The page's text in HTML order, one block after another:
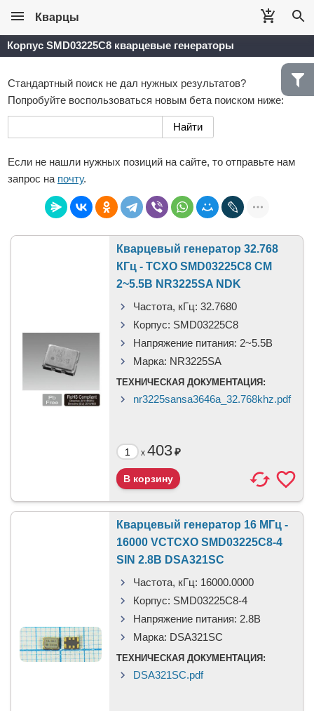
Кварцы
Корпус SMD03225C8 кварцевые генераторы
Стандартный поиск не дал нужных результатов?
Попробуйте воспользоваться новым бета поиском ниже:
Если не нашли нужных позиций на сайте, то отправьте нам
запрос на почту.
Кварцевый генератор 32.768
КГц - TCXO SMD03225C8 CM
2~5.5В NR3225SA NDK
Частота, кГц: 32.7680
Корпус: SMD03225C8
Напряжение питания: 2~5.5В
Марка: NR3225SA
ТЕХНИЧЕСКАЯ ДОКУМЕНТАЦИЯ:
nr3225sansa3646a_32.768khz.pdf
x 403₽
Кварцевый генератор 16 МГц -
16000 VCTCXO SMD03225C8-4
SIN 2.8В DSA321SC
Частота, кГц: 16000.0000
Корпус: SMD03225C8-4
Напряжение питания: 2.8В
Марка: DSA321SC
ТЕХНИЧЕСКАЯ ДОКУМЕНТАЦИЯ:
DSA321SC.pdf